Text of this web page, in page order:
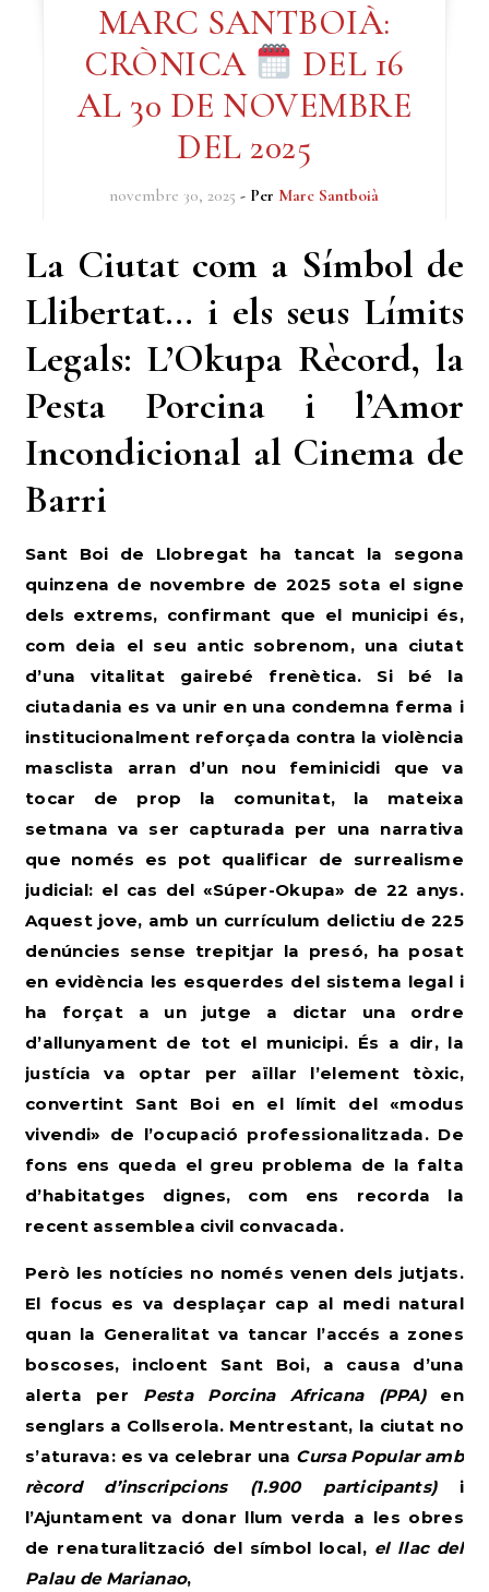
MARC SANTBOIÀ:
CRÒNICA
DEL 16
AL 30 DE NOVEMBRE
DEL 2025
novembre 30, 2025 - Per Marc Santboià
La Ciutat com a Símbol de
Llibertat… i els seus Límits
Legals: L’Okupa Rècord, la
Pesta Porcina i l’Amor
Incondicional al Cinema de
Barri
Sant Boi de Llobregat ha tancat la segona
quinzena de novembre de 2025 sota el signe
dels extrems, confirmant que el municipi és,
com deia el seu antic sobrenom, una ciutat
d’una vitalitat gairebé frenètica. Si bé la
ciutadania es va unir en una condemna ferma i
institucionalment reforçada contra la violència
masclista arran d’un nou feminicidi que va
tocar de prop la comunitat, la mateixa
setmana va ser capturada per una narrativa
que només es pot qualificar de surrealisme
judicial: el cas del «Súper-Okupa» de 22 anys.
Aquest jove, amb un currículum delictiu de 225
denúncies sense trepitjar la presó, ha posat
en evidència les esquerdes del sistema legal i
ha forçat a un jutge a dictar una ordre
d’allunyament de tot el municipi. És a dir, la
justícia va optar per aïllar l’element tòxic,
convertint Sant Boi en el límit del «modus
vivendi» de l’ocupació professionalitzada. De
fons ens queda el greu problema de la falta
d’habitatges dignes, com ens recorda la
recent assemblea civil convacada.
Però les notícies no només venen dels jutjats.
El focus es va desplaçar cap al medi natural
quan la Generalitat va tancar l’accés a zones
boscoses, incloent Sant Boi, a causa d’una
alerta per Pesta Porcina Africana (PPA) en
senglars a Collserola. Mentrestant, la ciutat no
s’aturava: es va celebrar una Cursa Popular amb
rècord d’inscripcions (1.900 participants)i
l’Ajuntament va donar llum verda a les obres
de renaturalització del símbol local, el llac del
Palau de Marianao,